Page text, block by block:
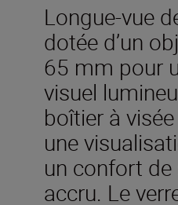
Longue-vue
dotée d’un
65 mm pour
visuel
boîtier à
une
un confort
accru. Le